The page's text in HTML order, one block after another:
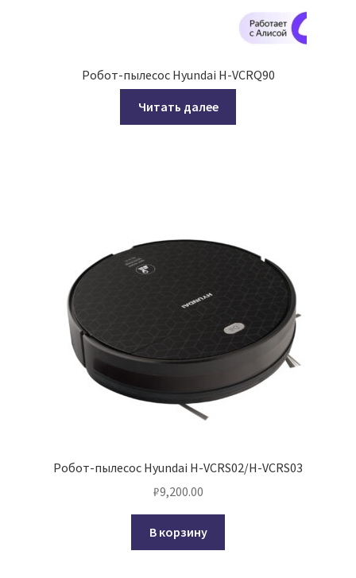
Робот-пылесос Hyundai H-VCRQ90
Читать далее
Робот-пылесос Hyundai H-VCRS02/H-VCRS03
₽9,200.00
В корзину